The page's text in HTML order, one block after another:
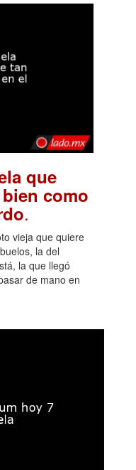
que
como
.
vieja que quiere
la del
la que llegó
de mano en